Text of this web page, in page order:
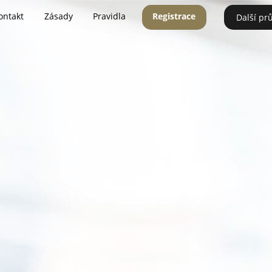
Zásady Pravidla Registrace Další